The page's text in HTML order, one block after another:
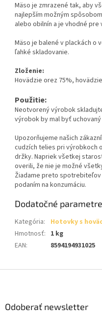
Mäso je zmrazené tak, aby
najlepším možným
alebo obilnín a je vhodné
Mäso je balené v plackách o
ľahké skladovanie.
Zloženie:
Hovädzie orez 75%,
Použitie:
Neotvorený výrobok
výrobok by mal byť
Upozorňujeme našich
cudzích telies pri výrobkoch
držky. Napriek všetkej
overili, že nie je možné
Žiadame preto
podaním na konzumáciu.
Dodatočné parametre
Kategória:
Hotovky s
Hmotnosť: 1 kg
EAN: 8594194931025
Odoberať newsletter